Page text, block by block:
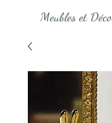
Meubles et